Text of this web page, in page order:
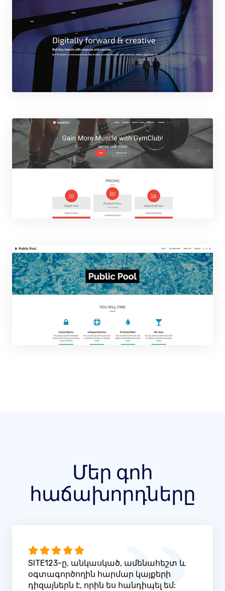
Մեր գոհ
հաճախորդները
SITE123-ը, անկասկած, ամենահեշտ և
օգտագործողին հարմար կայքերի
դիզայներն է, որին ես հանդիպել եմ: